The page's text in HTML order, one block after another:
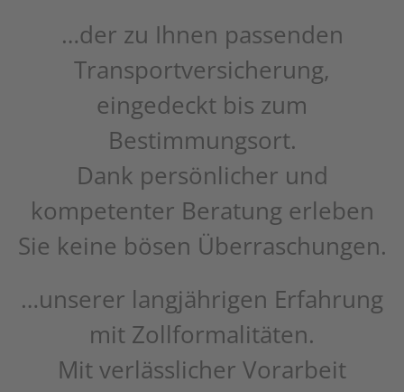
…der zu Ihnen passenden
Transportversicherung,
eingedeckt bis zum
Bestimmungsort.
Dank persönlicher und
kompetenter Beratung erleben
Sie keine bösen Überraschungen.
…unserer langjährigen Erfahrung
mit Zollformalitäten.
Mit verlässlicher Vorarbeit